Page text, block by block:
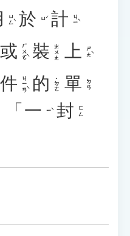
ㄩㄥˋ 於 ㄩˊ 計 ㄐㄧˋ
或 ㄏㄨㄛˋ 裝 ㄓㄨㄤ 上 ㄕㄤˋ
件 ㄐㄧㄢˋ 的 ˙ㄉㄜ 單 ㄉㄢ
「 一 ㄧˋ 封 ㄈㄥ